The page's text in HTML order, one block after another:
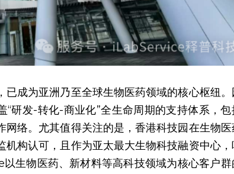
成为亚洲乃至全球生物医药领域的核心枢纽。
研发-转化-商业化”全生命周期的支持体系，包
络。尤其值得关注的是，香港科技园在生物医
构认可，且作为亚太最大生物科技融资中心，
生物医药、新材料等高科技领域为核心客户群